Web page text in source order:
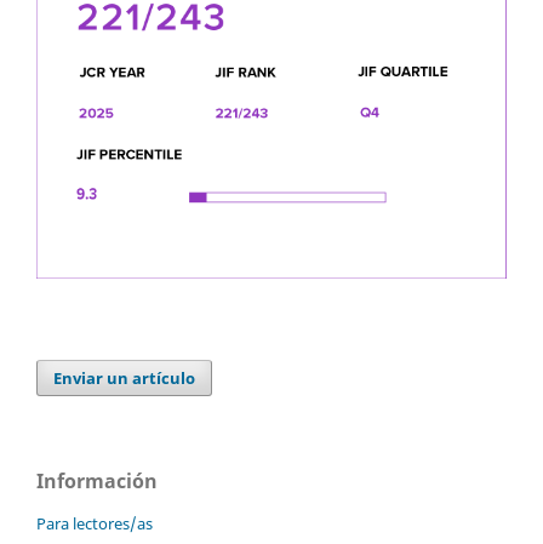
Enviar un artículo
Información
Para lectores/as